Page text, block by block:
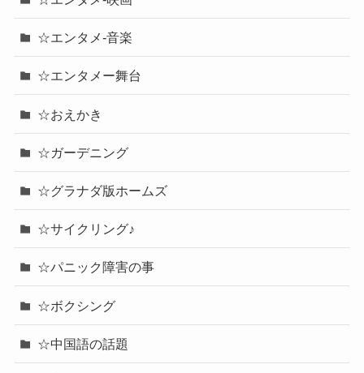
☆エンタメ-音楽
☆エンタメー舞台
☆おえかき
☆ガーデニング
☆グラナダ版ホームズ
☆サイクリング♪
☆パニック障害の事
☆ボクシング
☆中国語の話題